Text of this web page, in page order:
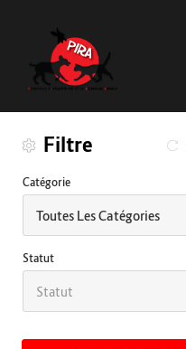
Filtre
Catégorie
Toutes Les Catégories
Statut
Statut